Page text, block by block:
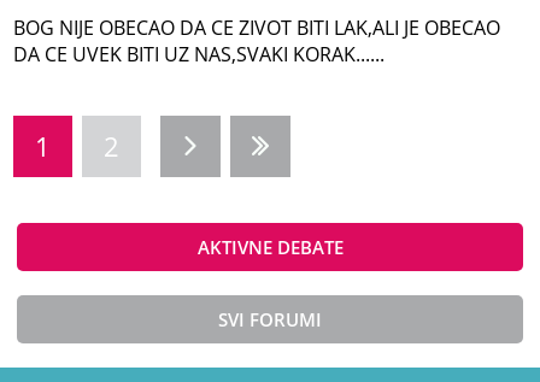
BOG NIJE OBECAO DA CE ZIVOT BITI LAK,ALI JE OBECAO
DA CE UVEK BITI UZ NAS,SVAKI KORAK......
1 2
AKTIVNE DEBATE
SVI FORUMI